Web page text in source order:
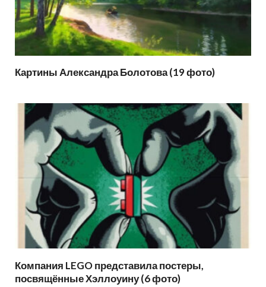
Картины Александра Болотова (19 фото)
Компания LEGO представила постеры,
посвящённые Хэллоуину (6 фото)